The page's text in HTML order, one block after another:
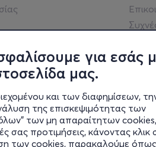
για εσάς
μας.
και των διαφημίσεων,
της επισκεψιμότητας των
των μη απαραίτητων
σας προτιμήσεις, κάνοντας κλικ
των cookies, παρακαλούμε όπως